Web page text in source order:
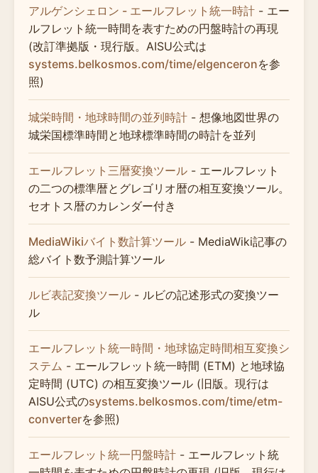
アルゲンシェロン - エールフレット統一時計 - エー
ルフレット統一時間を表すための円盤時計の再現
(改訂準拠版・現行版。AISU公式は
systems.belkosmos.com/time/elgenceronを参
照)
城栄時間・地球時間の並列時計 - 想像地図世界の
城栄国標準時間と地球標準時間の時計を並列
エールフレット三暦変換ツール - エールフレット
の二つの標準暦とグレゴリオ暦の相互変換ツール。
セオトス暦のカレンダー付き
MediaWikiバイト数計算ツール - MediaWiki記事の
総バイト数予測計算ツール
ルビ表記変換ツール - ルビの記述形式の変換ツー
ル
エールフレット統一時間・地球協定時間相互変換シ
ステム - エールフレット統一時間 (ETM) と地球協
定時間 (UTC) の相互変換ツール (旧版。現行は
AISU公式のsystems.belkosmos.com/time/etm-
converterを参照)
エールフレット統一円盤時計 - エールフレット統